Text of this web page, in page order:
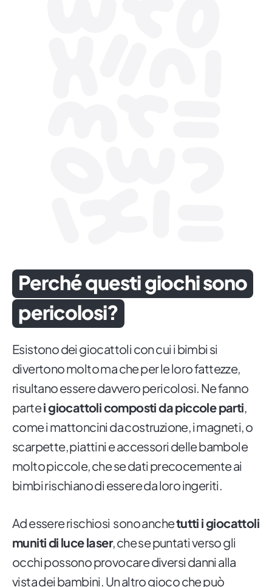
Perché questi giochi sono
pericolosi?
Esistono dei giocattoli con cui i bimbi si
divertono molto ma che per le loro fattezze,
risultano essere davvero pericolosi. Ne fanno
partei giocattoli composti da piccole parti,
come i mattoncini da costruzione, i magneti, o
scarpette, piattini e accessori delle bambole
molto piccole, che se dati precocemente ai
bimbi rischiano di essere da loro ingeriti.
Ad essere rischiosi sono anchetutti i giocattoli
muniti di luce laser, che se puntati verso gli
occhi possono provocare diversi danni alla
vista dei bambini. Un altro gioco che può